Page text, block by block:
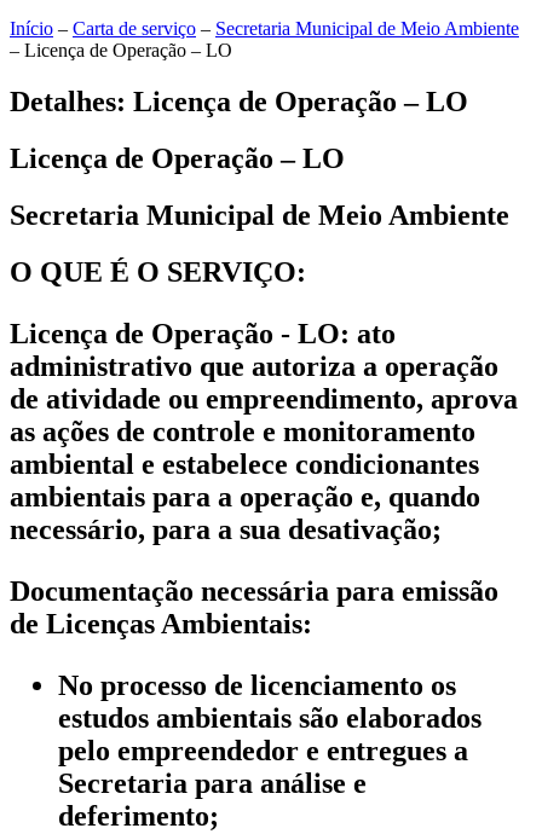
Início – Carta de serviço – Secretaria Municipal de Meio Ambiente
– Licença de Operação – LO
Detalhes: Licença de Operação – LO
Licença de Operação – LO
Secretaria Municipal de Meio Ambiente
O QUE É O SERVIÇO:
Licença de Operação - LO: ato
administrativo que autoriza a operação
de atividade ou empreendimento, aprova
as ações de controle e monitoramento
ambiental e estabelece condicionantes
ambientais para a operação e, quando
necessário, para a sua desativação;
Documentação necessária para emissão
de Licenças Ambientais:
No processo de licenciamento os
estudos ambientais são elaborados
pelo empreendedor e entregues a
Secretaria para análise e
deferimento;